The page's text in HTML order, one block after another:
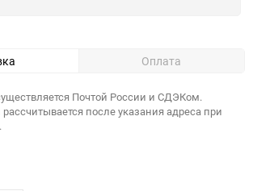
Оплата
Почтой России и СДЭКом.
после указания адреса при